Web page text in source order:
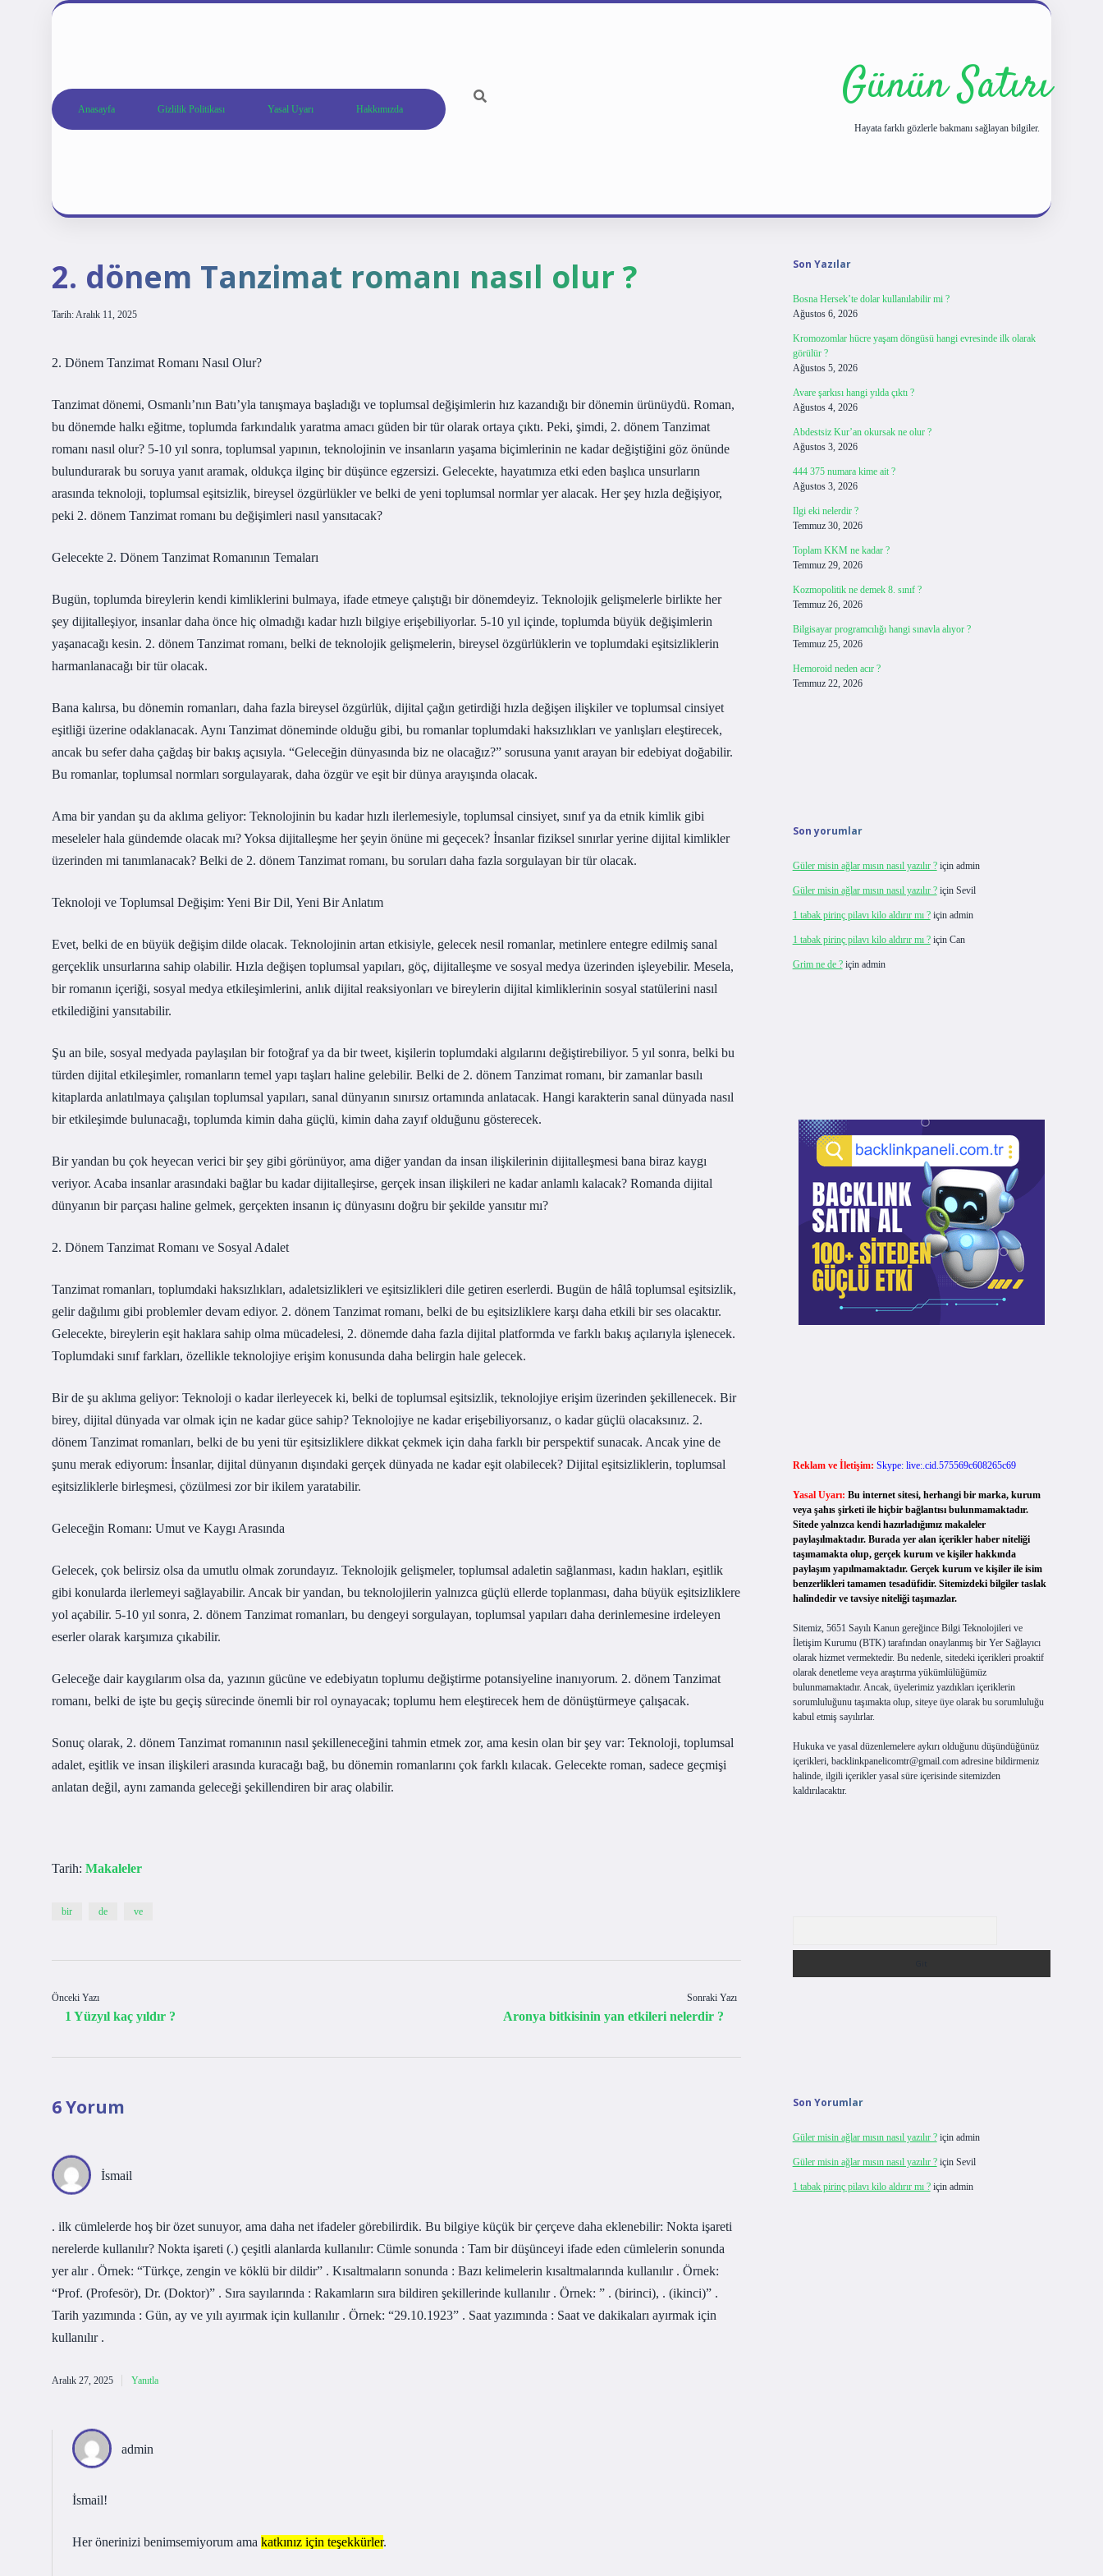
Anasayfa Gizlilik Politikası Yasal Uyarı Hakkımızda Günün Satırı
Hayata farklı gözlerle bakmanı sağlayan bilgiler.
2. dönem Tanzimat romanı nasıl olur ?
Tarih: Aralık 11, 2025
2. Dönem Tanzimat Romanı Nasıl Olur?
Tanzimat dönemi, Osmanlı’nın Batı’yla tanışmaya başladığı ve toplumsal değişimlerin hız kazandığı bir dönemin ürünüydü. Roman,
bu dönemde halkı eğitme, toplumda farkındalık yaratma amacı güden bir tür olarak ortaya çıktı. Peki, şimdi, 2. dönem Tanzimat
romanı nasıl olur? 5-10 yıl sonra, toplumsal yapının, teknolojinin ve insanların yaşama biçimlerinin ne kadar değiştiğini göz önünde
bulundurarak bu soruya yanıt aramak, oldukça ilginç bir düşünce egzersizi. Gelecekte, hayatımıza etki eden başlıca unsurların
arasında teknoloji, toplumsal eşitsizlik, bireysel özgürlükler ve belki de yeni toplumsal normlar yer alacak. Her şey hızla değişiyor,
peki 2. dönem Tanzimat romanı bu değişimleri nasıl yansıtacak?
Gelecekte 2. Dönem Tanzimat Romanının Temaları
Bugün, toplumda bireylerin kendi kimliklerini bulmaya, ifade etmeye çalıştığı bir dönemdeyiz. Teknolojik gelişmelerle birlikte her
şey dijitalleşiyor, insanlar daha önce hiç olmadığı kadar hızlı bilgiye erişebiliyorlar. 5-10 yıl içinde, toplumda büyük değişimlerin
yaşanacağı kesin. 2. dönem Tanzimat romanı, belki de teknolojik gelişmelerin, bireysel özgürlüklerin ve toplumdaki eşitsizliklerin
harmanlanacağı bir tür olacak.
Bana kalırsa, bu dönemin romanları, daha fazla bireysel özgürlük, dijital çağın getirdiği hızla değişen ilişkiler ve toplumsal cinsiyet
eşitliği üzerine odaklanacak. Aynı Tanzimat döneminde olduğu gibi, bu romanlar toplumdaki haksızlıkları ve yanlışları eleştirecek,
ancak bu sefer daha çağdaş bir bakış açısıyla. “Geleceğin dünyasında biz ne olacağız?” sorusuna yanıt arayan bir edebiyat doğabilir.
Bu romanlar, toplumsal normları sorgulayarak, daha özgür ve eşit bir dünya arayışında olacak.
Ama bir yandan şu da aklıma geliyor: Teknolojinin bu kadar hızlı ilerlemesiyle, toplumsal cinsiyet, sınıf ya da etnik kimlik gibi
meseleler hala gündemde olacak mı? Yoksa dijitalleşme her şeyin önüne mi geçecek? İnsanlar fiziksel sınırlar yerine dijital kimlikler
üzerinden mi tanımlanacak? Belki de 2. dönem Tanzimat romanı, bu soruları daha fazla sorgulayan bir tür olacak.
Teknoloji ve Toplumsal Değişim: Yeni Bir Dil, Yeni Bir Anlatım
Evet, belki de en büyük değişim dilde olacak. Teknolojinin artan etkisiyle, gelecek nesil romanlar, metinlere entegre edilmiş sanal
gerçeklik unsurlarına sahip olabilir. Hızla değişen toplumsal yapıları, göç, dijitalleşme ve sosyal medya üzerinden işleyebilir. Mesela,
bir romanın içeriği, sosyal medya etkileşimlerini, anlık dijital reaksiyonları ve bireylerin dijital kimliklerinin sosyal statülerini nasıl
etkilediğini yansıtabilir.
Şu an bile, sosyal medyada paylaşılan bir fotoğraf ya da bir tweet, kişilerin toplumdaki algılarını değiştirebiliyor. 5 yıl sonra, belki bu
türden dijital etkileşimler, romanların temel yapı taşları haline gelebilir. Belki de 2. dönem Tanzimat romanı, bir zamanlar basılı
kitaplarda anlatılmaya çalışılan toplumsal yapıları, sanal dünyanın sınırsız ortamında anlatacak. Hangi karakterin sanal dünyada nasıl
bir etkileşimde bulunacağı, toplumda kimin daha güçlü, kimin daha zayıf olduğunu gösterecek.
Bir yandan bu çok heyecan verici bir şey gibi görünüyor, ama diğer yandan da insan ilişkilerinin dijitalleşmesi bana biraz kaygı
veriyor. Acaba insanlar arasındaki bağlar bu kadar dijitalleşirse, gerçek insan ilişkileri ne kadar anlamlı kalacak? Romanda dijital
dünyanın bir parçası haline gelmek, gerçekten insanın iç dünyasını doğru bir şekilde yansıtır mı?
2. Dönem Tanzimat Romanı ve Sosyal Adalet
Tanzimat romanları, toplumdaki haksızlıkları, adaletsizlikleri ve eşitsizlikleri dile getiren eserlerdi. Bugün de hâlâ toplumsal eşitsizlik,
gelir dağılımı gibi problemler devam ediyor. 2. dönem Tanzimat romanı, belki de bu eşitsizliklere karşı daha etkili bir ses olacaktır.
Gelecekte, bireylerin eşit haklara sahip olma mücadelesi, 2. dönemde daha fazla dijital platformda ve farklı bakış açılarıyla işlenecek.
Toplumdaki sınıf farkları, özellikle teknolojiye erişim konusunda daha belirgin hale gelecek.
Bir de şu aklıma geliyor: Teknoloji o kadar ilerleyecek ki, belki de toplumsal eşitsizlik, teknolojiye erişim üzerinden şekillenecek. Bir
birey, dijital dünyada var olmak için ne kadar güce sahip? Teknolojiye ne kadar erişebiliyorsanız, o kadar güçlü olacaksınız. 2.
dönem Tanzimat romanları, belki de bu yeni tür eşitsizliklere dikkat çekmek için daha farklı bir perspektif sunacak. Ancak yine de
şunu merak ediyorum: İnsanlar, dijital dünyanın dışındaki gerçek dünyada ne kadar eşit olabilecek? Dijital eşitsizliklerin, toplumsal
eşitsizliklerle birleşmesi, çözülmesi zor bir ikilem yaratabilir.
Geleceğin Romanı: Umut ve Kaygı Arasında
Gelecek, çok belirsiz olsa da umutlu olmak zorundayız. Teknolojik gelişmeler, toplumsal adaletin sağlanması, kadın hakları, eşitlik
gibi konularda ilerlemeyi sağlayabilir. Ancak bir yandan, bu teknolojilerin yalnızca güçlü ellerde toplanması, daha büyük eşitsizliklere
yol açabilir. 5-10 yıl sonra, 2. dönem Tanzimat romanları, bu dengeyi sorgulayan, toplumsal yapıları daha derinlemesine irdeleyen
eserler olarak karşımıza çıkabilir.
Geleceğe dair kaygılarım olsa da, yazının gücüne ve edebiyatın toplumu değiştirme potansiyeline inanıyorum. 2. dönem Tanzimat
romanı, belki de işte bu geçiş sürecinde önemli bir rol oynayacak; toplumu hem eleştirecek hem de dönüştürmeye çalışacak.
Sonuç olarak, 2. dönem Tanzimat romanının nasıl şekilleneceğini tahmin etmek zor, ama kesin olan bir şey var: Teknoloji, toplumsal
adalet, eşitlik ve insan ilişkileri arasında kuracağı bağ, bu dönemin romanlarını çok farklı kılacak. Gelecekte roman, sadece geçmişi
anlatan değil, aynı zamanda geleceği şekillendiren bir araç olabilir.
Tarih: Makaleler
bir de ve
Önceki Yazı
1 Yüzyıl kaç yıldır ?
Sonraki Yazı
Aronya bitkisinin yan etkileri nelerdir ?
6 Yorum
İsmail
. ilk cümlelerde hoş bir özet sunuyor, ama daha net ifadeler görebilirdik. Bu bilgiye küçük bir çerçeve daha eklenebilir: Nokta işareti
nerelerde kullanılır? Nokta işareti (.) çeşitli alanlarda kullanılır: Cümle sonunda : Tam bir düşünceyi ifade eden cümlelerin sonunda
yer alır . Örnek: “Türkçe, zengin ve köklü bir dildir” . Kısaltmaların sonunda : Bazı kelimelerin kısaltmalarında kullanılır . Örnek:
“Prof. (Profesör), Dr. (Doktor)” . Sıra sayılarında : Rakamların sıra bildiren şekillerinde kullanılır . Örnek: ” . (birinci), . (ikinci)” .
Tarih yazımında : Gün, ay ve yılı ayırmak için kullanılır . Örnek: “29.10.1923” . Saat yazımında : Saat ve dakikaları ayırmak için
kullanılır .
Aralık 27, 2025 Yanıtla
admin
İsmail!
Her önerinizi benimsemiyorum ama katkınız için teşekkürler.
Son Yazılar
Bosna Hersek’te dolar kullanılabilir mi ?
Ağustos 6, 2026
Kromozomlar hücre yaşam döngüsü hangi evresinde ilk olarak
görülür ?
Ağustos 5, 2026
Avare şarkısı hangi yılda çıktı ?
Ağustos 4, 2026
Abdestsiz Kur’an okursak ne olur ?
Ağustos 3, 2026
444 375 numara kime ait ?
Ağustos 3, 2026
Ilgi eki nelerdir ?
Temmuz 30, 2026
Toplam KKM ne kadar ?
Temmuz 29, 2026
Kozmopolitik ne demek 8. sınıf ?
Temmuz 26, 2026
Bilgisayar programcılığı hangi sınavla alıyor ?
Temmuz 25, 2026
Hemoroid neden acır ?
Temmuz 22, 2026
Son yorumlar
Güler misin ağlar mısın nasıl yazılır ?için admin
Güler misin ağlar mısın nasıl yazılır ?için Sevil
1 tabak pirinç pilavı kilo aldırır mı ?için admin
1 tabak pirinç pilavı kilo aldırır mı ?için Can
Grim ne de ?için admin
Reklam ve İletişim: Skype: live:.cid.575569c608265c69
Yasal Uyarı: Bu internet sitesi, herhangi bir marka, kurum
veya şahıs şirketi ile hiçbir bağlantısı bulunmamaktadır.
Sitede yalnızca kendi hazırladığımız makaleler
paylaşılmaktadır. Burada yer alan içerikler haber niteliği
taşımamakta olup, gerçek kurum ve kişiler hakkında
paylaşım yapılmamaktadır. Gerçek kurum ve kişiler ile isim
benzerlikleri tamamen tesadüfidir. Sitemizdeki bilgiler taslak
halindedir ve tavsiye niteliği taşımazlar.
Sitemiz, 5651 Sayılı Kanun gereğince Bilgi Teknolojileri ve
İletişim Kurumu (BTK) tarafından onaylanmış bir Yer Sağlayıcı
olarak hizmet vermektedir. Bu nedenle, sitedeki içerikleri proaktif
olarak denetleme veya araştırma yükümlülüğümüz
bulunmamaktadır. Ancak, üyelerimiz yazdıkları içeriklerin
sorumluluğunu taşımakta olup, siteye üye olarak bu sorumluluğu
kabul etmiş sayılırlar.
Hukuka ve yasal düzenlemelere aykırı olduğunu düşündüğünüz
içerikleri, backlinkpanelicomtr@gmail.comadresine bildirmeniz
halinde, ilgili içerikler yasal süre içerisinde sitemizden
kaldırılacaktır.
Son Yorumlar
Güler misin ağlar mısın nasıl yazılır ?için admin
Güler misin ağlar mısın nasıl yazılır ?için Sevil
1 tabak pirinç pilavı kilo aldırır mı ?için admin